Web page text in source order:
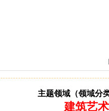
主题领域（领域分
建筑艺术